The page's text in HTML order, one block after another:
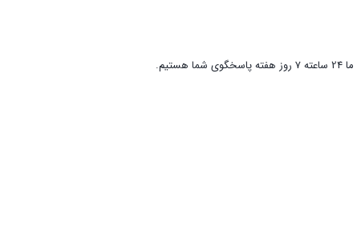
ما 24 ساعته 7 روز هفته پاسخگوی شما هستیم.